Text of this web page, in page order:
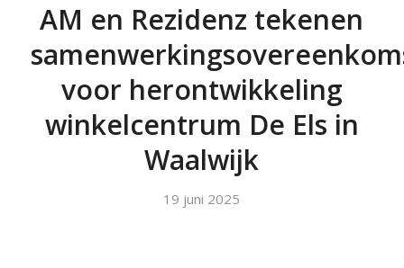
AM en Rezidenz tekenen
voor herontwikkeling
winkelcentrum De Els in
Waalwijk
19 juni 2025